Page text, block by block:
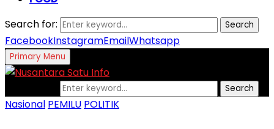
Search for:
Search
FacebookInstagramEmailWhatsapp
Primary Menu
Search
Nasional PEMILU POLITIK